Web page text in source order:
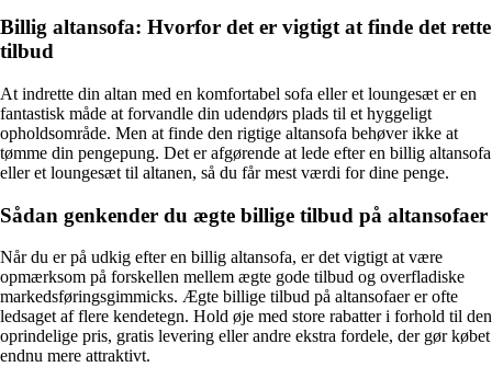
Billig altansofa: Hvorfor det er vigtigt at finde det rette
tilbud
At indrette din altan med en komfortabel sofa eller et loungesæt er en
fantastisk måde at forvandle din udendørs plads til et hyggeligt
opholdsområde. Men at finde den rigtige altansofa behøver ikke at
tømme din pengepung. Det er afgørende at lede efter en billig altansofa
eller et loungesæt til altanen, så du får mest værdi for dine penge.
Sådan genkender du ægte billige tilbud på altansofaer
Når du er på udkig efter en billig altansofa, er det vigtigt at være
opmærksom på forskellen mellem ægte gode tilbud og overfladiske
markedsføringsgimmicks. Ægte billige tilbud på altansofaer er ofte
ledsaget af flere kendetegn. Hold øje med store rabatter i forhold til den
oprindelige pris, gratis levering eller andre ekstra fordele, der gør købet
endnu mere attraktivt.